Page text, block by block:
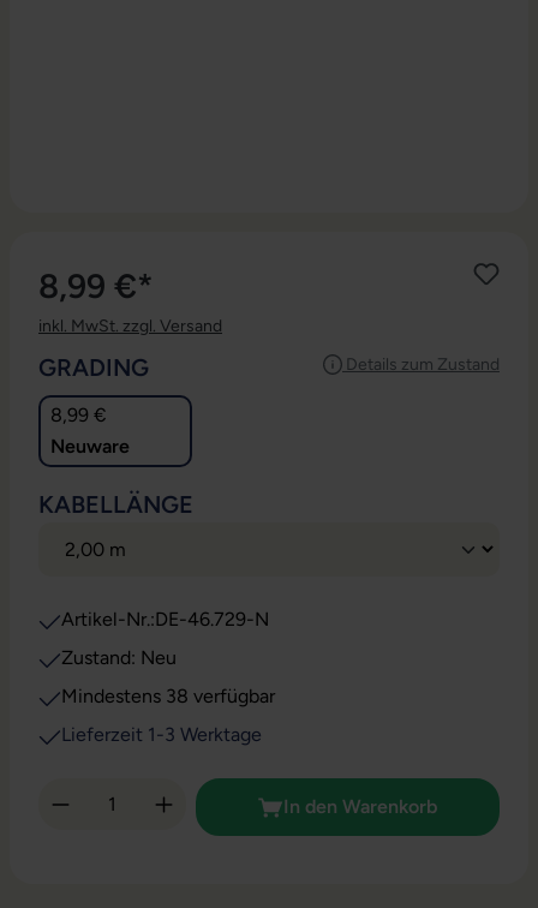
8,99 €*
inkl. MwSt. zzgl. Versand
Details zum Zustand
GRADING
8,99 €
Neuware
KABELLÄNGE
Artikel-Nr.:DE-46.729-N
Zustand: Neu
Mindestens 38 verfügbar
Lieferzeit 1-3 Werktage
Produkt Anzahl: Gib den gewünschten
In den Warenkorb